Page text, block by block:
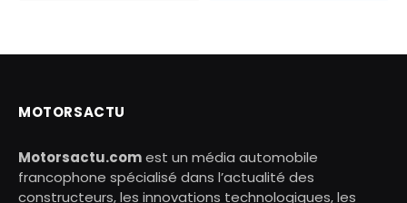
MOTORSACTU
Motorsactu.comest un média automobile
francophone spécialisé dans l’actualité des
constructeurs, les innovations technologiques, les